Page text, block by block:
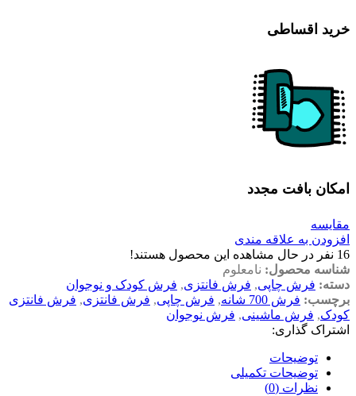
خرید اقساطی
امکان بافت مجدد
مقایسه
افزودن به علاقه مندی
16 نفر در حال مشاهده این محصول هستند!
شناسه محصول: نامعلوم
دسته: فرش چاپی, فرش فانتزی, فرش کودک و نوجوان
برچسب: فرش 700 شانه , فرش چاپی, فرش فانتزی, فرش فانتزی
کودک, فرش ماشینی, فرش نوجوان
اشتراک گذاری:
توضیحات
توضیحات تکمیلی
نظرات (0)